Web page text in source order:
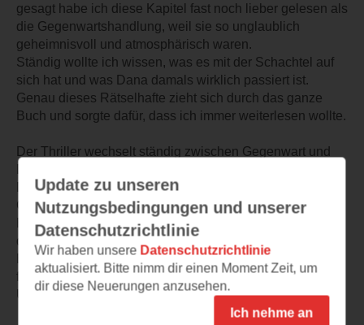
gesagt habe ich diese Kapitel fast noch lieber gelesen als
die Gegenwartshandlung, weil sie so unglaublich
geheimnisvoll und atmosphärisch waren.
Ständig wollte ich wissen, was es mit der Schachtel auf
sich hat und was Dana damals wirklich passiert ist.
Genau dieses Rätselhafte zieht sich durch das ganze
Buch und sorgte dafür, dass ich immer weiterlesen wollte.
Der Thriller wechselt ständig zwischen Gegenwart und
Dynamik entsteht. Die Kapitel enden fast immer mit
Cliffhangern, entsprechend schnell fliegt man durch das
Buch. Dazu kommt ein sehr fesselnder Erzählstil, der
dafür sorgt, dass die Spannung konstant hoch bleibt.
Besonders das Setting rund um die Wohnwagensiedlung
fand ich richtig gelungen und intensiv beschrieben.
Und dann dieses Ende… super spannend.
Update zu unseren
Nutzungsbedingungen und unserer
Datenschutzrichtlinie
Wir haben unsere Datenschutzrichtlinie
aktualisiert. Bitte nimm dir einen Moment Zeit, um
dir diese Neuerungen anzusehen.
Ich nehme an